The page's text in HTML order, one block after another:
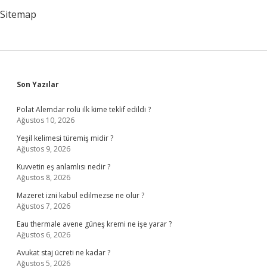
Sitemap
Sidebar
Son Yazılar
Polat Alemdar rolü ilk kime teklif edildi ?
Ağustos 10, 2026
Yeşil kelimesi türemiş midir ?
Ağustos 9, 2026
Kuvvetin eş anlamlısı nedir ?
Ağustos 8, 2026
Mazeret izni kabul edilmezse ne olur ?
Ağustos 7, 2026
Eau thermale avene güneş kremi ne işe yarar ?
Ağustos 6, 2026
Avukat staj ücreti ne kadar ?
Ağustos 5, 2026